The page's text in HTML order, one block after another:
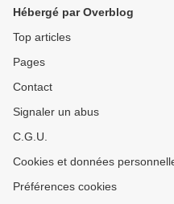
Hébergé par Overblog
Top articles
Pages
Contact
Signaler un abus
C.G.U.
Cookies et données
Préférences cookies